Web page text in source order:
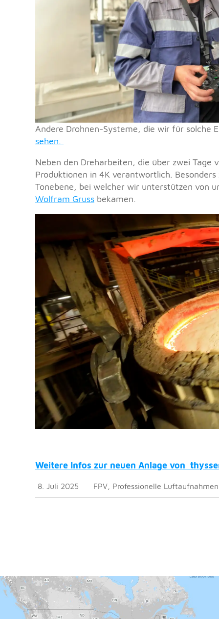
Andere Drohnen-Systeme, die wir für solche
sehen.
Neben den Dreharbeiten, die über zwei
Produktionen in 4K verantwortlich.
Tonebene, bei welcher wir unterstützen von
Wolfram Gruss bekamen.
Weitere Infos zur neuen Anlage von
8. Juli 2025 FPV Professionelle Luftaufnahmen